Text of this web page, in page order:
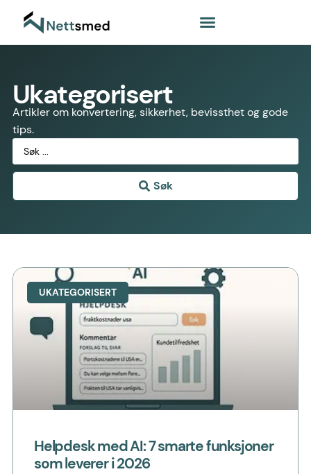
Ukategorisert
Artikler om konvertering, sikkerhet, bevissthet og gode
tips.
Søk
UKATEGORISERT
Helpdesk med AI: 7 smarte funksjoner
som leverer i 2026